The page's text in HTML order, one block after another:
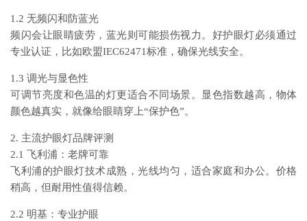
1.2 无频闪和防蓝光
频闪会让眼睛疲劳，蓝光则可能损伤视力。好护眼灯必须通过
专业认证，比如欧盟IEC62471标准，确保光线安全。
1.3 调光与显色性
可调节亮度和色温的灯更适合不同场景。显色指数越高，物体
颜色越真实，就像给眼睛穿上“保护色”。
2. 主流护眼灯品牌评测
2.1 飞利浦：老牌可靠
飞利浦的护眼灯技术成熟，光线均匀，适合家庭和办公。价格
稍高，但耐用性值得信赖。
2.2 明基：专业护眼